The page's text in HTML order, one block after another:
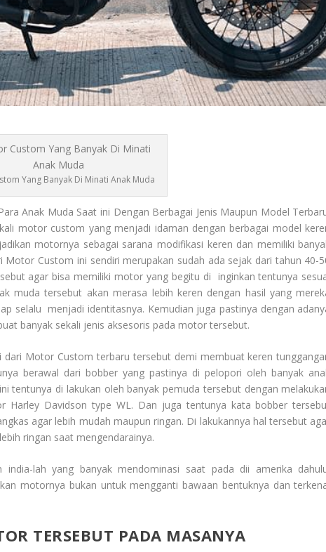
Yang Banyak Di Minati Anak Muda
Anak Muda Saat ini Dengan Berbagai Jenis Maupun Model
motor custom yang menjadi idaman dengan berbagai model
motornya sebagai sarana modifikasi keren dan memiliki
Motor Custom ini sendiri merupakan sudah ada sejak dari tahun 40-
agar bisa memiliki motor yang begitu di inginkan tentunya
muda tersebut akan merasa lebih keren dengan hasil yang
selalu menjadi identitasnya. Kemudian juga pastinya dengan
banyak sekali jenis aksesoris pada motor tersebut.
dari Motor Custom terbaru tersebut demi membuat keren
berawal dari bobber yang pastinya di pelopori oleh banyak
tentunya di lakukan oleh banyak pemuda tersebut dengan
Harley Davidson type WL. Dan juga tentunya kata bobber
agar lebih mudah maupun ringan. Di lakukannya hal tersebut
ringan saat mengendarainya.
lah yang banyak mendominasi saat pada dii amerika
motornya bukan untuk mengganti bawaan bentuknya dan
TERSEBUT PADA MASANYA